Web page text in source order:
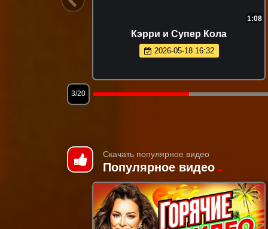
1:08
Кэрри и Супер Кола
2026-05-18 16:32
3/20
Скачать популярное видео
Популярное видео